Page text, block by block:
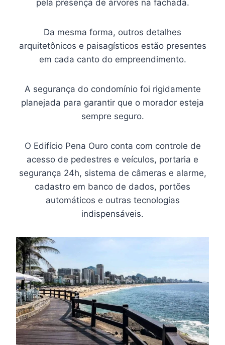
pela presença de árvores na fachada.
Da mesma forma, outros detalhes
arquitetônicos e paisagísticos estão presentes
em cada canto do empreendimento.
A segurança do condomínio foi rigidamente
planejada para garantir que o morador esteja
sempre seguro.
O Edifício Pena Ouro conta com controle de
acesso de pedestres e veículos, portaria e
segurança 24h, sistema de câmeras e alarme,
cadastro em banco de dados, portões
automáticos e outras tecnologias
indispensáveis.